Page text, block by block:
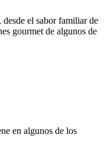
el sabor familiar de
gourmet de algunos de
en algunos de los